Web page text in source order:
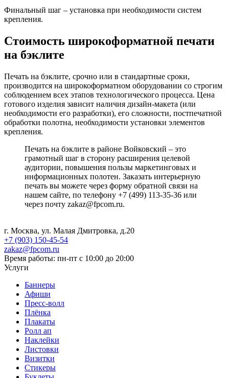
Финальный шаг – установка при необходимости систем
крепления.
Стоимость широкоформатной печати
на бэклите
Печать на бэклите, срочно или в стандартные сроки,
производится на широкоформатном оборудовании со строгим
соблюдением всех этапов технологического процесса. Цена
готового изделия зависит наличия дизайн-макета (или
необходимости его разработки), его сложности, постпечатной
обработки полотна, необходимости установки элементов
крепления.
Печать на бэклите в районе Войковский – это
грамотный шаг в сторону расширения целевой
аудитории, повышения пользы маркетинговых и
информационных полотен. Заказать интерьерную
печать вы можете через форму обратной связи на
нашем сайте, по телефону +7 (499) 113-35-36 или
через почту zakaz@fpcom.ru.
г. Москва, ул. Малая Дмитровка, д.20
+7 (903) 150-45-54
zakaz@fpcom.ru
Время работы: пн-пт с 10:00 до 20:00
Услуги
Баннеры
Афиши
Пресс-волл
Плёнка
Плакаты
Ролл ап
Наклейки
Листовки
Визитки
Стикеры